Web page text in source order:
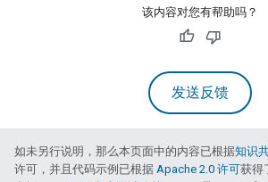
该内容对您有帮助吗？
发送反馈
如未另行说明，那么本页面中的内容已根据知识
许可，并且代码示例已根据 Apache 2.0 许可获得